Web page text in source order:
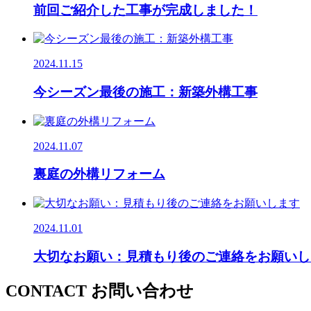
前回ご紹介した工事が完成しました！
2024.11.15
今シーズン最後の施工：新築外構工事
2024.11.07
裏庭の外構リフォーム
2024.11.01
大切なお願い：見積もり後のご連絡をお願い
CONTACT お問い合わせ